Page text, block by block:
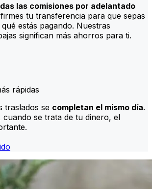
las comisiones por adelantado
tu transferencia para que sepas
estás pagando. Nuestras
significan más ahorros para ti.
rápidas
traslados se completan el mismo día.
cuando se trata de tu dinero, el